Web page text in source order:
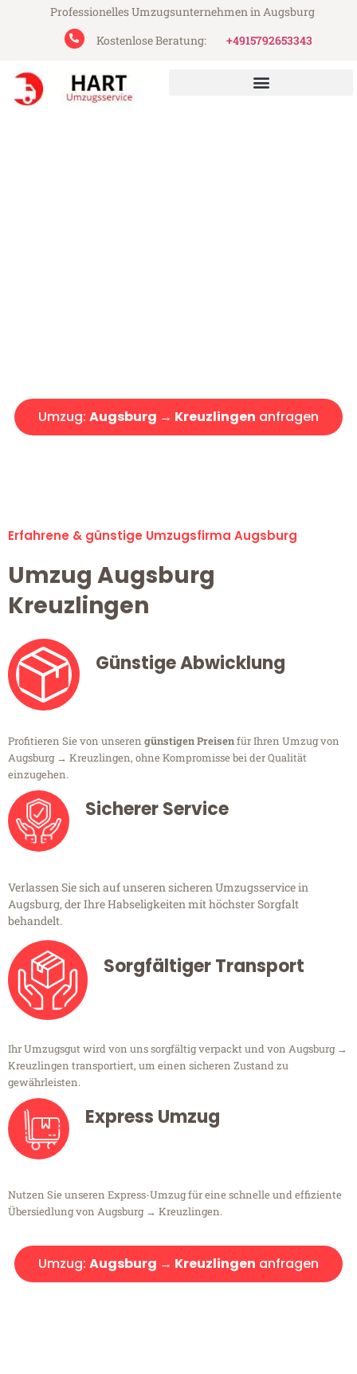
Professionelles Umzugsunternehmen in Augsburg
Kostenlose Beratung:
+4915792653343
Umzug: Augsburg → Kreuzlingen anfragen
Erfahrene & günstige Umzugsfirma Augsburg
Umzug Augsburg
Kreuzlingen
Günstige Abwicklung
Profitieren Sie von unseren günstigen Preisenfür Ihren Umzug von
Augsburg → Kreuzlingen, ohne Kompromisse bei der Qualität
einzugehen.
Sicherer Service
Verlassen Sie sich auf unseren sicheren Umzugsservice in
Augsburg, der Ihre Habseligkeiten mit höchster Sorgfalt
behandelt.
Sorgfältiger Transport
Ihr Umzugsgut wird von uns sorgfältig verpackt und von Augsburg →
Kreuzlingen transportiert, um einen sicheren Zustand zu
gewährleisten.
Express Umzug
Nutzen Sie unseren Express-Umzug für eine schnelle und effiziente
Übersiedlung von Augsburg → Kreuzlingen.
Umzug: Augsburg → Kreuzlingen anfragen